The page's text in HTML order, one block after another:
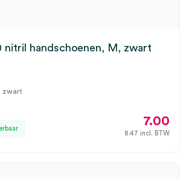
nitril handschoenen, M, zwart
zwart
7.00
8.47 incl. BTW